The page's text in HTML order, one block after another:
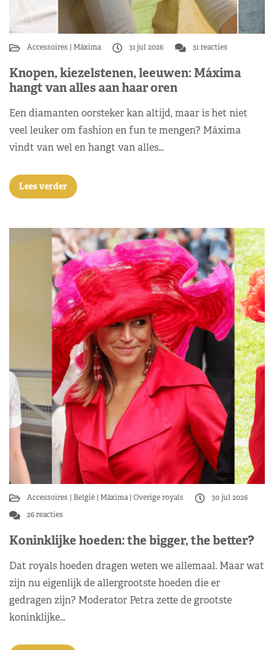
Accessoires Máxima 31 jul 2026 31 reacties
Knopen, kiezelstenen, leeuwen: Máxima
hangt van alles aan haar oren
Een diamanten oorsteker kan altijd, maar is het niet
veel leuker om fashion en fun te mengen? Máxima
vindt van wel en hangt van alles…
Lees verder
Accessoires België Máxima Overige royals
30 jul 2026
26 reacties
Koninklijke hoeden: the bigger, the better?
Dat royals hoeden dragen weten we allemaal. Maar wat
zijn nu eigenlijk de allergrootste hoeden die er
gedragen zijn? Moderator Petra zette de grootste
koninklijke…